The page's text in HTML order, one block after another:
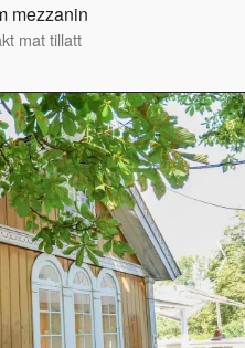
mezzanin
mat tillatt